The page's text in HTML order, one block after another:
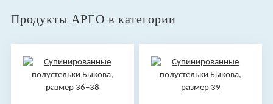
Продукты АРГО в категории